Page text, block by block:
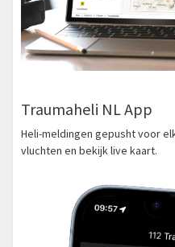
Traumaheli NL App
Heli-meldingen gepusht voor
vluchten en bekijk live kaart.